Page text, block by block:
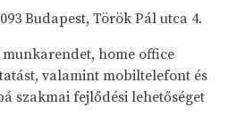
Budapest, Török Pál utca 4.
home office
valamint mobiltelefont és
szakmai fejlődési lehetőséget